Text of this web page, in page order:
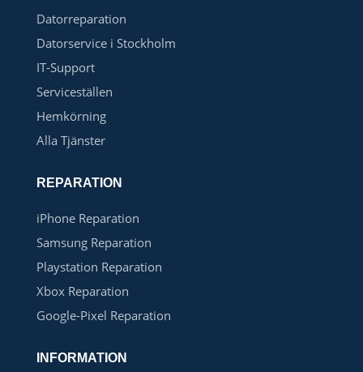
Datorreparation
Datorservice i Stockholm
IT-Support
Serviceställen
Hemkörning
Alla Tjänster
REPARATION
iPhone Reparation
Samsung Reparation
Playstation Reparation
Xbox Reparation
Google-Pixel Reparation
INFORMATION